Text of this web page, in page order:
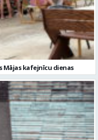
Mājas kafejnīcu dienas